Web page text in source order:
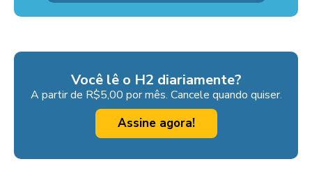
Você lê o H2 diariamente?
A partir de R$5,00 por mês. Cancele quando quiser.
Assine agora!